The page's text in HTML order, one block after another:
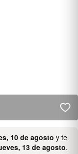
10 de agosto y te
13 de agosto.